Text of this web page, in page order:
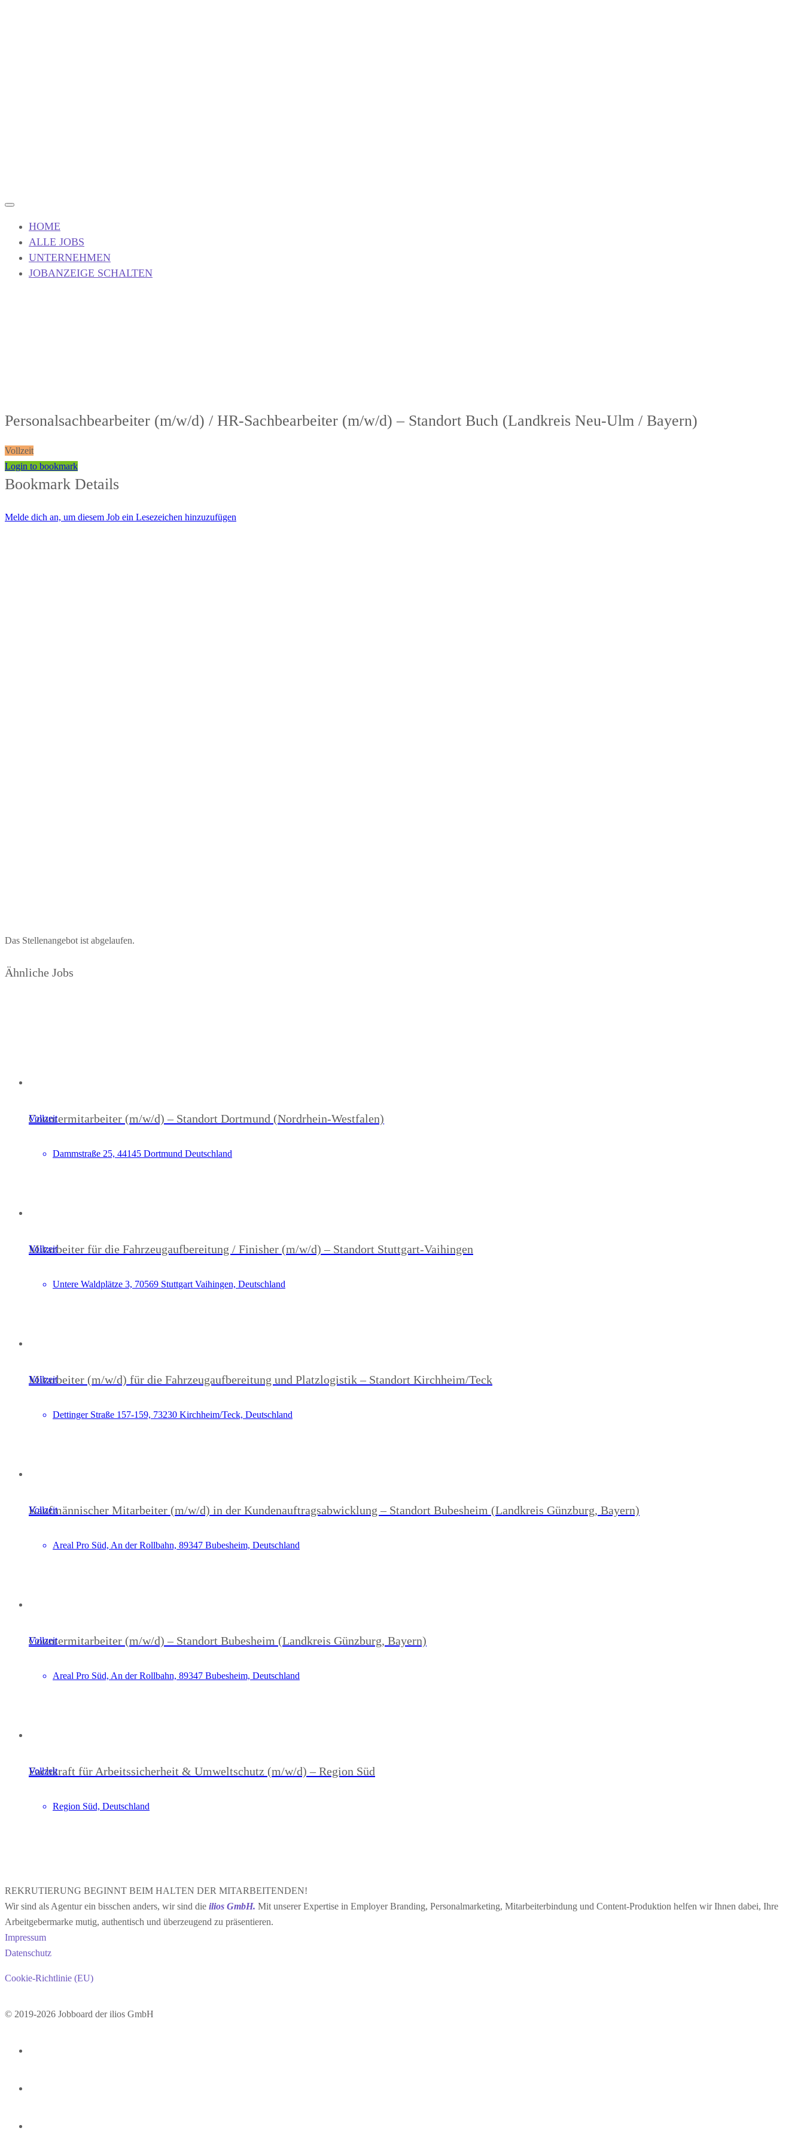
HOME
ALLE JOBS
UNTERNEHMEN
JOBANZEIGE SCHALTEN
Personalsachbearbeiter (m/w/d) / HR-Sachbearbeiter (m/w/d) – Standort Buch (Landkreis Neu-Ulm / Bayern)
Vollzeit
Login to bookmark
Bookmark Details
Melde dich an, um diesem Job ein Lesezeichen hinzuzufügen
Das Stellenangebot ist abgelaufen.
Ähnliche Jobs
Countermitarbeiter (m/w/d) – Standort Dortmund (Nordrhein-Westfalen)
Dammstraße 25, 44145 Dortmund Deutschland
Vollzeit
Mitarbeiter für die Fahrzeugaufbereitung / Finisher (m/w/d) – Standort Stuttgart-Vaihingen
Untere Waldplätze 3, 70569 Stuttgart Vaihingen, Deutschland
Vollzeit
Mitarbeiter (m/w/d) für die Fahrzeugaufbereitung und Platzlogistik – Standort Kirchheim/Teck
Dettinger Straße 157-159, 73230 Kirchheim/Teck, Deutschland
Vollzeit
Kaufmännischer Mitarbeiter (m/w/d) in der Kundenauftragsabwicklung – Standort Bubesheim (Landkreis Günzburg, Bayern)
Areal Pro Süd, An der Rollbahn, 89347 Bubesheim, Deutschland
Vollzeit
Countermitarbeiter (m/w/d) – Standort Bubesheim (Landkreis Günzburg, Bayern)
Areal Pro Süd, An der Rollbahn, 89347 Bubesheim, Deutschland
Vollzeit
Fachkraft für Arbeitssicherheit & Umweltschutz (m/w/d) – Region Süd
Region Süd, Deutschland
Vollzeit
REKRUTIERUNG BEGINNT BEIM HALTEN DER MITARBEITENDEN!
Wir sind als Agentur ein bisschen anders, wir sind die ilios GmbH. Mit unserer Expertise in Employer Branding, Personalmarketing, Mitarbeiterbindung und Content-Produktion helfen wir Ihnen dabei, Ihre
Arbeitgebermarke mutig, authentisch und überzeugend zu präsentieren.
Impressum
Datenschutz
Cookie-Richtlinie (EU)
© 2019-2026 Jobboard der ilios GmbH